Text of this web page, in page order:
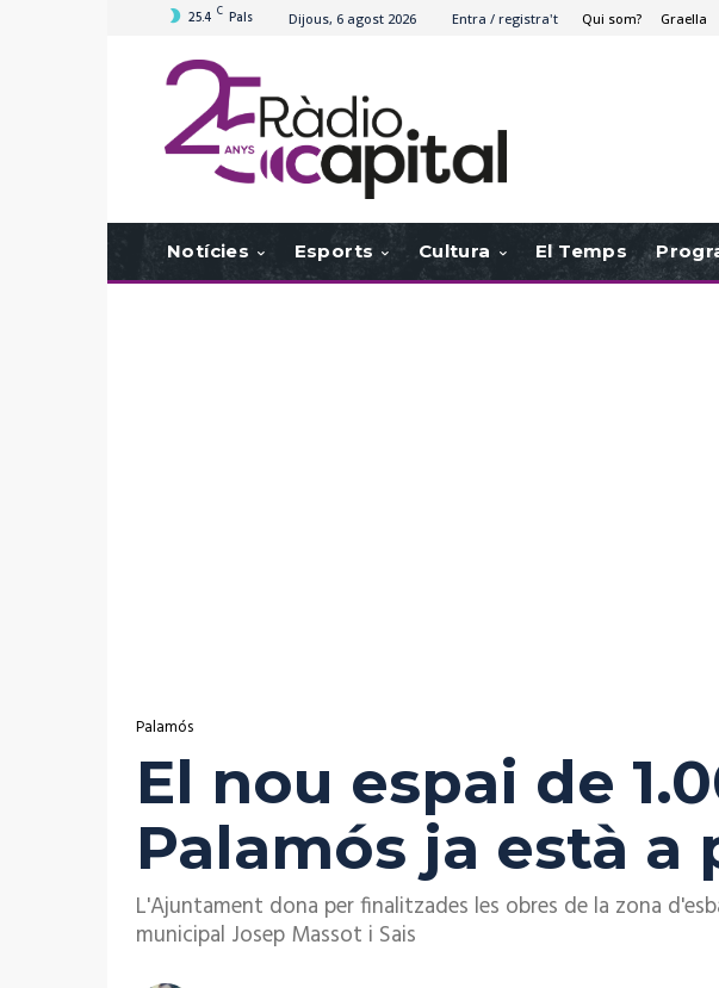
25.4 C Pals Dijous, 6 agost 2026 Entra / registra't Qui som? Graella
Notícies Esports Cultura El Temps
Palamós
El nou espai de
Palamós ja està a
L'Ajuntament dona per finalitzades les obres de la zona
municipal Josep Massot i Sais